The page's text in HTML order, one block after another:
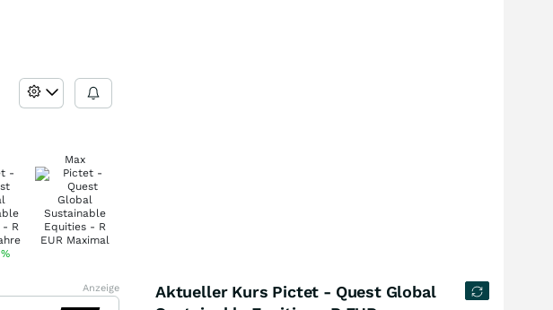
%
Max
Anzeige
Aktueller Kurs Pictet - Quest Global